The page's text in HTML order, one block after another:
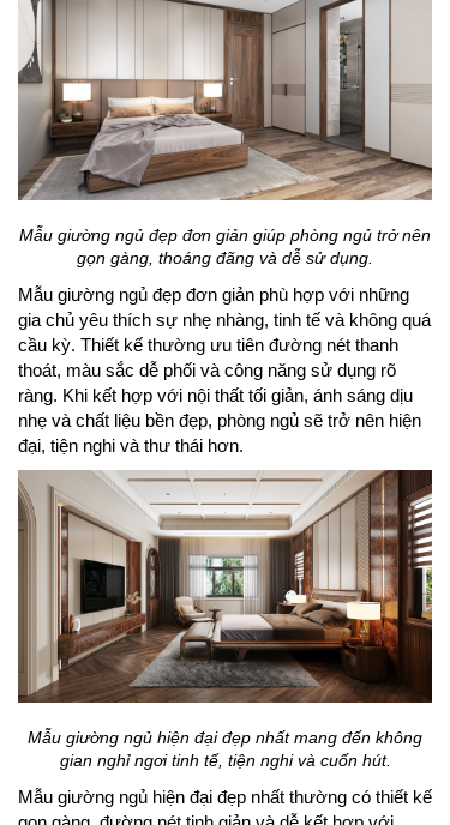
Mẫu giường ngủ đẹp đơn giản giúp phòng ngủ trở nên
gọn gàng, thoáng đãng và dễ sử dụng.
Mẫu giường ngủ đẹp đơn giản phù hợp với những
gia chủ yêu thích sự nhẹ nhàng, tinh tế và không quá
cầu kỳ. Thiết kế thường ưu tiên đường nét thanh
thoát, màu sắc dễ phối và công năng sử dụng rõ
ràng. Khi kết hợp với nội thất tối giản, ánh sáng dịu
nhẹ và chất liệu bền đẹp, phòng ngủ sẽ trở nên hiện
đại, tiện nghi và thư thái hơn.
Mẫu giường ngủ hiện đại đẹp nhất mang đến không
gian nghỉ ngơi tinh tế, tiện nghi và cuốn hút.
Mẫu giường ngủ hiện đại đẹp nhất thường có thiết kế